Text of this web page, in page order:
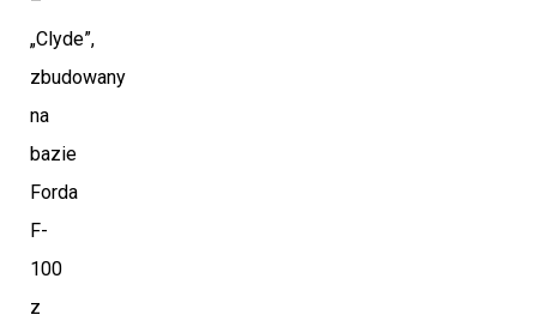
„Clyde”,
zbudowany
na
bazie
Forda
F-
100
z